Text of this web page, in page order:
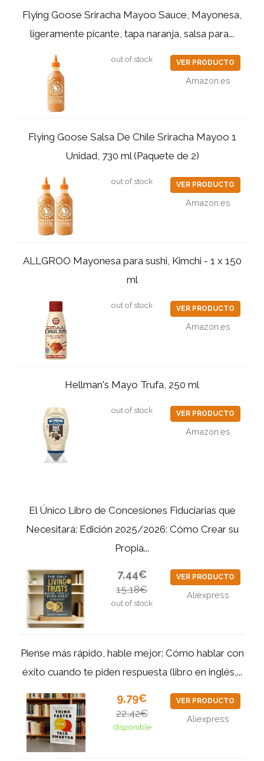
Flying Goose Sriracha Mayoo Sauce, Mayonesa,
ligeramente picante, tapa naranja, salsa para...
out of stock VER PRODUCTO
Amazon.es
Flying Goose Salsa De Chile Sriracha Mayoo 1
Unidad, 730 ml (Paquete de 2)
out of stock VER PRODUCTO
Amazon.es
ALLGROO Mayonesa para sushi, Kimchi - 1 x 150
ml
out of stock VER PRODUCTO
Amazon.es
Hellman's Mayo Trufa, 250 ml
out of stock VER PRODUCTO
Amazon.es
El Único Libro de Concesiones Fiduciarias que
Necesitará: Edición 2025/2026: Cómo Crear su
Propia...
7,44€
15,18€
out of stock
VER PRODUCTO
Aliexpress
Piense más rápido, hable mejor: Cómo hablar con
éxito cuando te piden respuesta (libro en inglés,...
9,79€
22,42€
disponible
VER PRODUCTO
Aliexpress